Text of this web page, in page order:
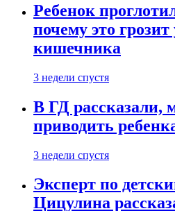
Ребенок
почему это
кишечника
3 недели спустя
В ГД рассказали,
приводить
3 недели спустя
Эксперт по
Цицулина